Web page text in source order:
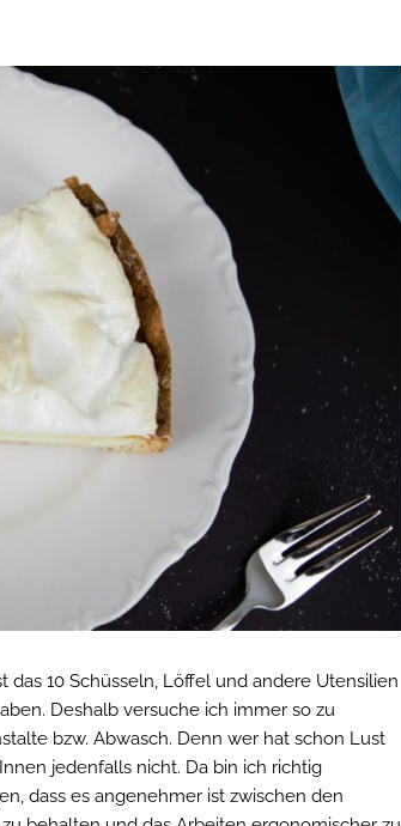
10 Schüsseln, Löffel und andere Utensilien
Deshalb versuche ich immer so zu
bzw. Abwasch. Denn wer hat schon Lust
jedenfalls nicht. Da bin ich richtig
dass es angenehmer ist zwischen den